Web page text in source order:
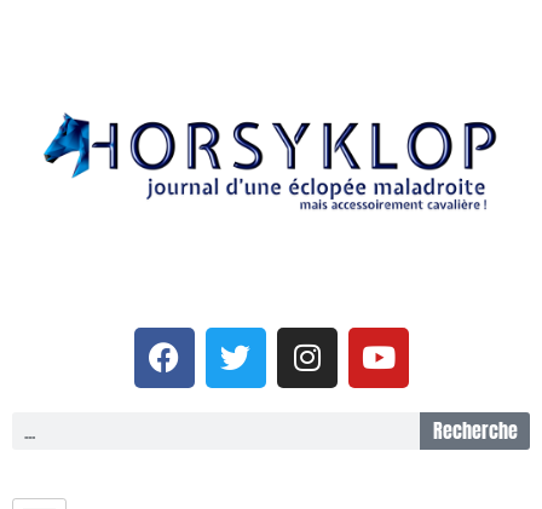
Recherche